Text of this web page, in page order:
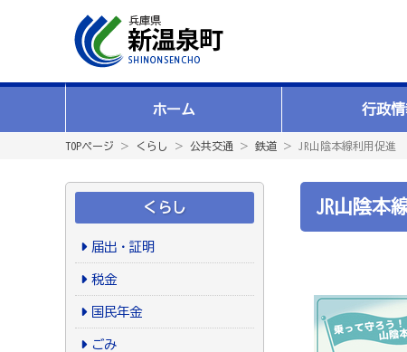
ホーム 行政
TOPページ ＞ くらし ＞ 公共交通 ＞ 鉄道 ＞ JR山陰本線利用促進
くらし
届出・証明
税金
国民年金
ごみ
JR山陰本